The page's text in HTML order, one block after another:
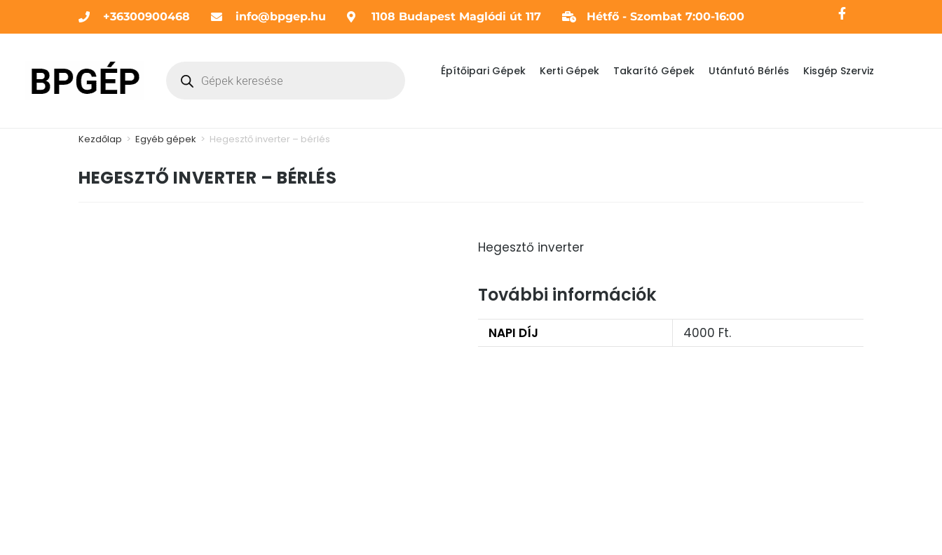
+36300900468 info@bpgep.hu 1108 Budapest Maglódi út 117 Hétfő - Szombat 7:00-16:00
Építőipari Gépek Kerti Gépek Takarító Gépek Utánfutó Bérlés Kisgép Szerviz
Kezdőlap > Egyéb gépek > Hegesztő inverter – bérlés
HEGESZTŐ INVERTER – BÉRLÉS
Hegesztő inverter
További információk
NAPI DÍJ 4000 Ft.